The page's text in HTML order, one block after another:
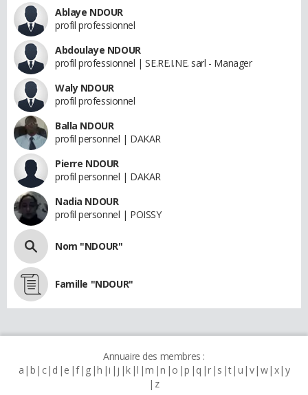
Ablaye NDOUR
profil professionnel
Abdoulaye NDOUR
profil professionnel | SE.RE.I.NE. sarl - Manager
Waly NDOUR
profil professionnel
Balla NDOUR
profil personnel | DAKAR
Pierre NDOUR
profil personnel | DAKAR
Nadia NDOUR
profil personnel | POISSY
Nom "NDOUR"
Famille "NDOUR"
Annuaire des membres :
a b c d e f g h i j k l m n o p q r s t u v w x y
z